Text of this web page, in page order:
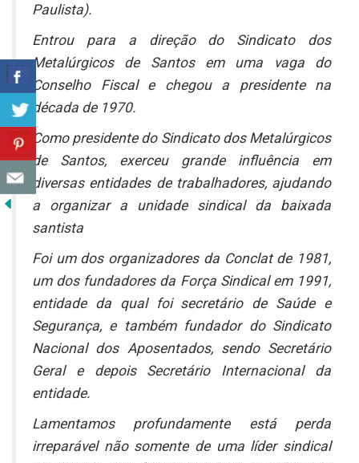
Paulista).
Entrou para a direção do Sindicato dos
Metalúrgicos de Santos em uma vaga do
Conselho Fiscal e chegou a presidente na
década de 1970.
Como presidente do Sindicato dos Metalúrgicos
de Santos, exerceu grande influência em
diversas entidades de trabalhadores, ajudando
a organizar a unidade sindical da baixada
santista
Foi um dos organizadores da Conclat de 1981,
um dos fundadores da Força Sindical em 1991,
entidade da qual foi secretário de Saúde e
Segurança, e também fundador do Sindicato
Nacional dos Aposentados, sendo Secretário
Geral e depois Secretário Internacional da
entidade.
Lamentamos profundamente está perda
irreparável não somente de uma líder sindical